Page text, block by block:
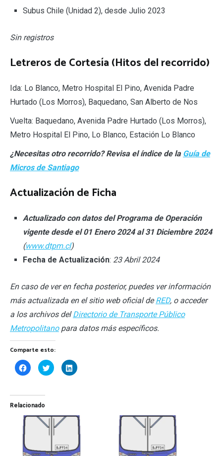
Subus Chile (Unidad 2), desde Julio 2023
Sin registros
Letreros de Cortesía (Hitos del recorrido)
Ida: Lo Blanco, Metro Hospital El Pino, Avenida Padre
Hurtado (Los Morros), Baquedano, San Alberto de Nos
Vuelta: Baquedano, Avenida Padre Hurtado (Los Morros),
Metro Hospital El Pino, Lo Blanco, Estación Lo Blanco
¿Necesitas otro recorrido? Revisa el índice de la Guía de
Micros de Santiago
Actualización de Ficha
Actualizado con datos del Programa de Operación
vigente desde el 01 Enero 2024 al 31 Diciembre 2024
(www.dtpm.cl)
Fecha de Actualización: 23 Abril 2024
En caso de ver en fecha posterior, puedes ver información
más actualizada en el sitio web oficial deRED, o acceder
a los archivos delDirectorio de Transporte Público
Metropolitanopara datos más específicos.
Comparte esto:
Haz
clic
Facebook
abre
en
una
ventana
Haz
clic
en
una
ventana
Haz
clic
en
una
ventana
Relacionado